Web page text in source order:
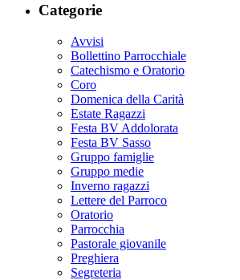
Categorie
Avvisi
Bollettino Parrocchiale
Catechismo e Oratorio
Coro
Domenica della Carità
Estate Ragazzi
Festa BV Addolorata
Festa BV Sasso
Gruppo famiglie
Gruppo medie
Inverno ragazzi
Lettere del Parroco
Oratorio
Parrocchia
Pastorale giovanile
Preghiera
Segreteria